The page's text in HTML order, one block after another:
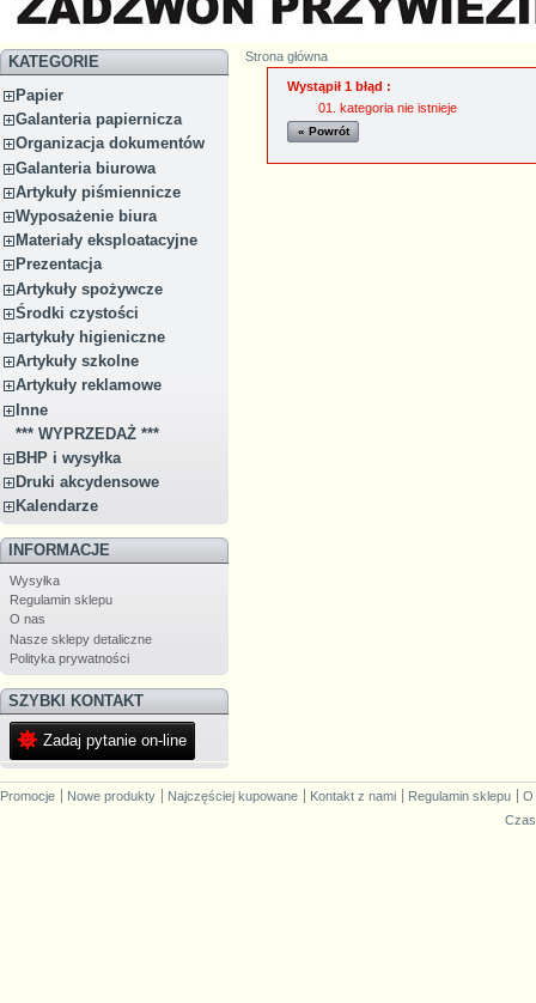
KATEGORIE
Papier
Galanteria papiernicza
Organizacja dokumentów
Galanteria biurowa
Artykuły piśmiennicze
Wyposażenie biura
Materiały eksploatacyjne
Prezentacja
Artykuły spożywcze
Środki czystości
artykuły higieniczne
Artykuły szkolne
Artykuły reklamowe
Inne
*** WYPRZEDAŻ ***
BHP i wysyłka
Druki akcydensowe
Kalendarze
INFORMACJE
Wysyłka
Regulamin sklepu
O nas
Nasze sklepy detaliczne
Polityka prywatności
SZYBKI KONTAKT
Zadaj pytanie on-line
Strona główna
Wystąpił 1 błąd :
kategoria nie istnieje
« Powrót
Promocje Nowe produkty Najczęściej kupowane Kontakt z nami Regulamin sklepu
O